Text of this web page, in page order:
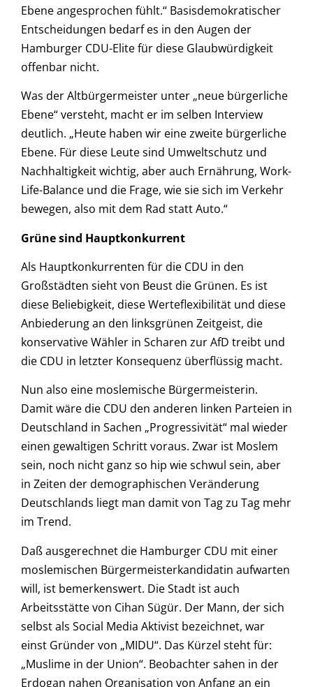
Ebene angesprochen fühlt.“ Basisdemokratischer
Entscheidungen bedarf es in den Augen der
Hamburger CDU-Elite für diese Glaubwürdigkeit
offenbar nicht.
Was der Altbürgermeister unter „neue bürgerliche
Ebene“ versteht, macht er im selben Interview
deutlich. „Heute haben wir eine zweite bürgerliche
Ebene. Für diese Leute sind Umweltschutz und
Nachhaltigkeit wichtig, aber auch Ernährung, Work-
Life-Balance und die Frage, wie sie sich im Verkehr
bewegen, also mit dem Rad statt Auto.“
Grüne sind Hauptkonkurrent
Als Hauptkonkurrenten für die CDU in den
Großstädten sieht von Beust die Grünen. Es ist
diese Beliebigkeit, diese Werteflexibilität und diese
Anbiederung an den linksgrünen Zeitgeist, die
konservative Wähler in Scharen zur AfD treibt und
die CDU in letzter Konsequenz überflüssig macht.
Nun also eine moslemische Bürgermeisterin.
Damit wäre die CDU den anderen linken Parteien in
Deutschland in Sachen „Progressivität“ mal wieder
einen gewaltigen Schritt voraus. Zwar ist Moslem
sein, noch nicht ganz so hip wie schwul sein, aber
in Zeiten der demographischen Veränderung
Deutschlands liegt man damit von Tag zu Tag mehr
im Trend.
Daß ausgerechnet die Hamburger CDU mit einer
moslemischen Bürgermeisterkandidatin aufwarten
will, ist bemerkenswert. Die Stadt ist auch
Arbeitsstätte von Cihan Sügür. Der Mann, der sich
selbst als Social Media Aktivist bezeichnet, war
einst Gründer von „MIDU“. Das Kürzel steht für:
„Muslime in der Union“. Beobachter sahen in der
Erdogan nahen Organisation von Anfang an ein